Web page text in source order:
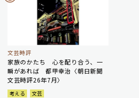
文芸時評
家族のかたち 心を配り合う、一
瞬があれば 都甲幸治〈朝日新聞
文芸時評26年7月〉
考える
文芸